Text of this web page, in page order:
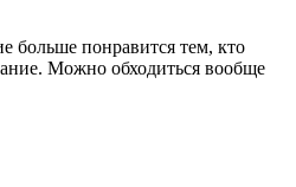
больше понравится тем, кто
Можно обходиться вообще